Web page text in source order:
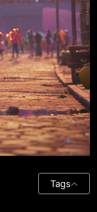
Tags